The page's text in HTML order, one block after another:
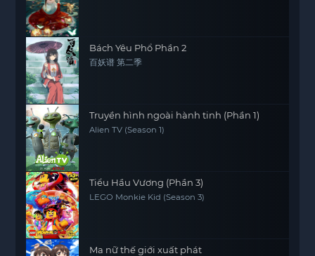
Bách Yêu Phổ Phần 2
百妖谱 第二季
Truyền hình ngoài hành tinh (Phần 1)
Alien TV (Season 1)
Tiểu Hầu Vương (Phần 3)
LEGO Monkie Kid (Season 3)
Ma nữ thế giới xuất phát